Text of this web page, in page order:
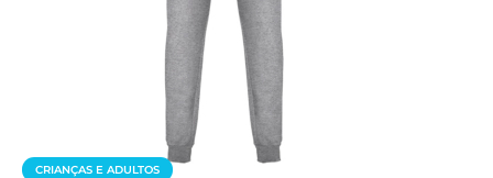
CRIANÇAS E ADULTOS